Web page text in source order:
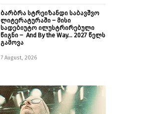
ბარბრა სტრეიზანდი საბავშვო
ლიტერატურაში – მისი
სადებიუტო ილუსტრირებული
წიგნი – And By the Way… 2027 წელს
გამოვა
7 August, 2026